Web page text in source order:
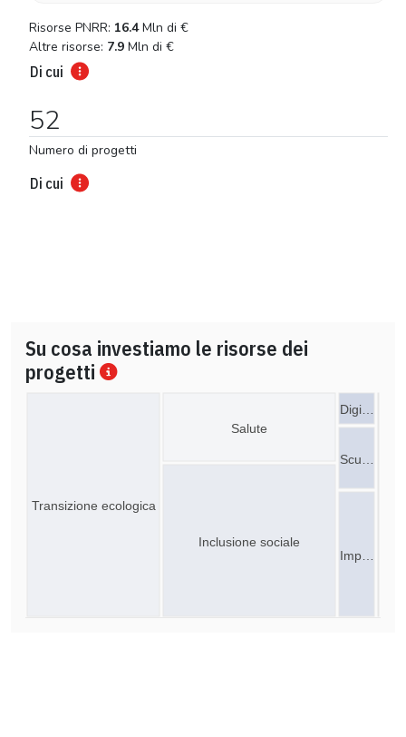
Risorse PNRR: 16.4 Mln di €
Altre risorse: 7.9 Mln di €
Di cui
52
Numero di progetti
Di cui
Su cosa investiamo le risorse dei
progetti
Digi…
Scu…
Imp…
Inclusione sociale
Transizione ecologica
Salute